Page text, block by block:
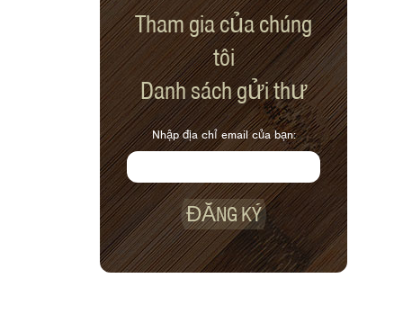
Tham gia của chúng
tôi
Danh sách gửi thư
Nhập địa chỉ email của bạn:
ĐĂNG KÝ